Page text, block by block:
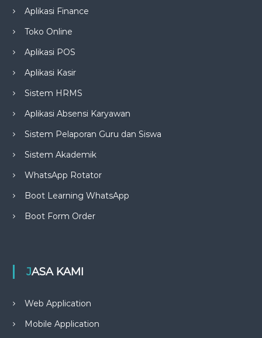
Aplikasi Finance
Toko Online
Aplikasi POS
Aplikasi Kasir
Sistem HRMS
Aplikasi Absensi Karyawan
Sistem Pelaporan Guru dan Siswa
Sistem Akademik
WhatsApp Rotator
Boot Learning WhatsApp
Boot Form Order
JASA KAMI
Web Application
Mobile Application